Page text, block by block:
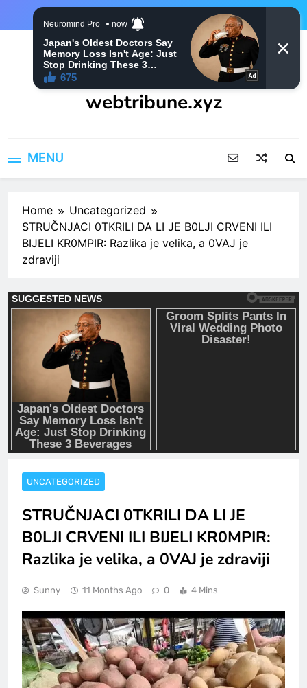
webtribune.xyz
MENU
Home
Uncategorized
STRUČNJACI 0TKRILI DA LI JE B0LJI CRVENI ILI
BIJELI KR0MPIR: Razlika je velika, a 0VAJ je
zdraviji
UNCATEGORIZED
STRUČNJACI 0TKRILI DA LI JE
B0LJI CRVENI ILI BIJELI KR0MPIR:
Razlika je velika, a 0VAJ je zdraviji
Sunny 11 Months Ago 0 4 Mins